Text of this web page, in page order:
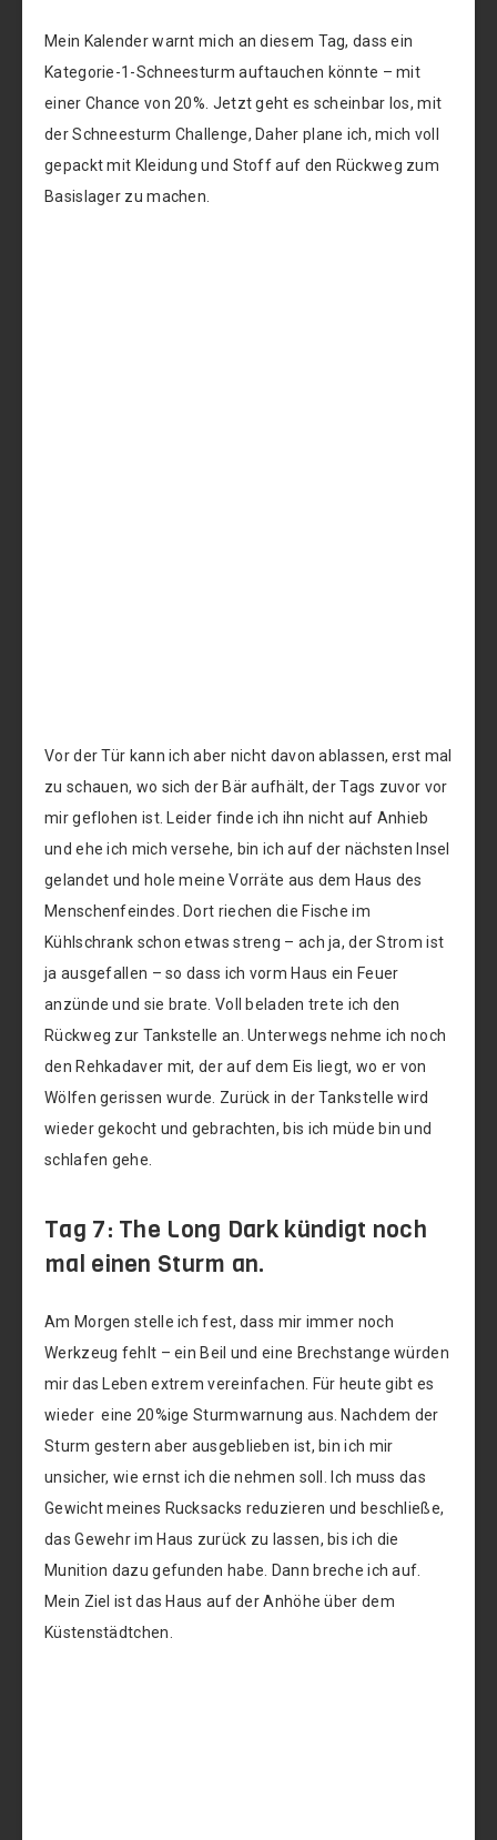
Mein Kalender warnt mich an diesem Tag, dass ein
Kategorie-1-Schneesturm auftauchen könnte – mit
einer Chance von 20%. Jetzt geht es scheinbar los, mit
der Schneesturm Challenge, Daher plane ich, mich voll
gepackt mit Kleidung und Stoff auf den Rückweg zum
Basislager zu machen.
Vor der Tür kann ich aber nicht davon ablassen, erst mal
zu schauen, wo sich der Bär aufhält, der Tags zuvor vor
mir geflohen ist. Leider finde ich ihn nicht auf Anhieb
und ehe ich mich versehe, bin ich auf der nächsten Insel
gelandet und hole meine Vorräte aus dem Haus des
Menschenfeindes. Dort riechen die Fische im
Kühlschrank schon etwas streng – ach ja, der Strom ist
ja ausgefallen – so dass ich vorm Haus ein Feuer
anzünde und sie brate. Voll beladen trete ich den
Rückweg zur Tankstelle an. Unterwegs nehme ich noch
den Rehkadaver mit, der auf dem Eis liegt, wo er von
Wölfen gerissen wurde. Zurück in der Tankstelle wird
wieder gekocht und gebrachten, bis ich müde bin und
schlafen gehe.
Tag 7: The Long Dark kündigt noch
mal einen Sturm an.
Am Morgen stelle ich fest, dass mir immer noch
Werkzeug fehlt – ein Beil und eine Brechstange würden
mir das Leben extrem vereinfachen. Für heute gibt es
wieder eine 20%ige Sturmwarnung aus. Nachdem der
Sturm gestern aber ausgeblieben ist, bin ich mir
unsicher, wie ernst ich die nehmen soll. Ich muss das
Gewicht meines Rucksacks reduzieren und beschließe,
das Gewehr im Haus zurück zu lassen, bis ich die
Munition dazu gefunden habe. Dann breche ich auf.
Mein Ziel ist das Haus auf der Anhöhe über dem
Küstenstädtchen.